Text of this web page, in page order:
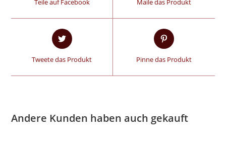
Tweete das Produkt Pinne das Produkt
Andere Kunden haben auch gekauft